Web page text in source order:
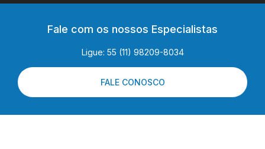
Fale com os nossos Especialistas
Ligue: 55 (11) 98209-8034
FALE CONOSCO